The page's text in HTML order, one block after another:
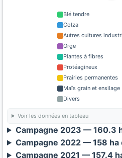
Blé tendre
Colza
Autres cultures
Orge
Plantes à fibres
Protéagineux
Prairies permanentes
Maïs grain et ensilage
Divers
Voir les données en tableau
Campagne 2023 — 160.3
Campagne 2022 — 158 ha
Campagne 2021 — 157.4